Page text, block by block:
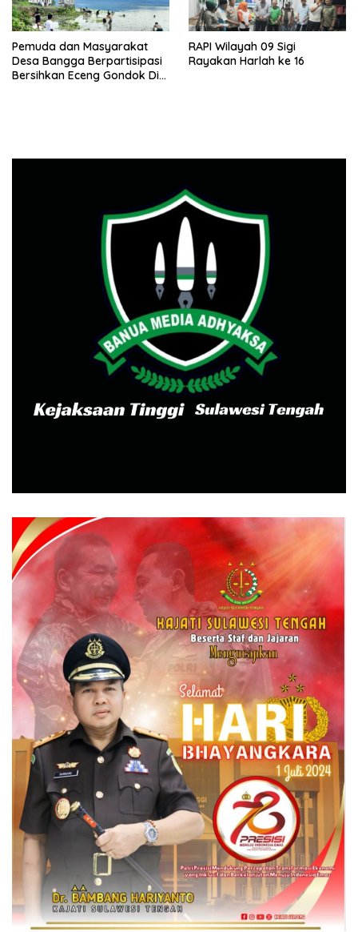
Pemuda dan Masyarakat
Desa Bangga Berpartisipasi
Bersihkan Eceng Gondok Di
RAPI Wilayah 09 Sigi
Rayakan Harlah ke 16